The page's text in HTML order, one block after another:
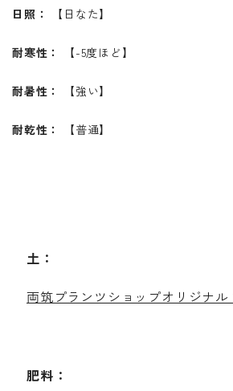
日照： 【日なた】
耐寒性： 【-5度ほど】
耐暑性： 【強い】
耐乾性： 【普通】
土：
両筑プランツショップオリジナル
肥料：